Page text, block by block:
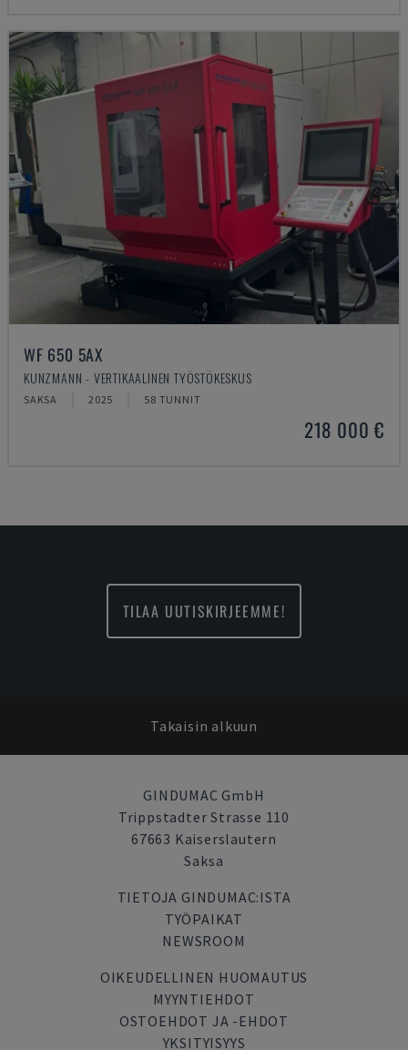
WF 650 5AX
KUNZMANN - VERTIKAALINEN TYÖSTÖKESKUS
SAKSA 2025 58 TUNNIT
218 000 €
TILAA UUTISKIRJEEMME!
Takaisin alkuun
GINDUMAC GmbH
Trippstadter Strasse 110
67663 Kaiserslautern
Saksa
TIETOJA GINDUMAC:ISTA
TYÖPAIKAT
NEWSROOM
OIKEUDELLINEN HUOMAUTUS
MYYNTIEHDOT
OSTOEHDOT JA -EHDOT
YKSITYISYYS